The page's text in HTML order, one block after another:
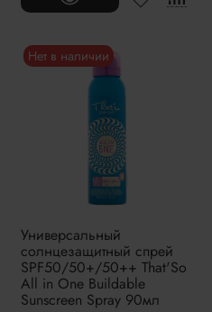
Нет в наличии
Универсальный
солнцезащитный спрей
SPF50/50+/50++ That'So
All in One Buildable
Sunscreen Spray 90мл